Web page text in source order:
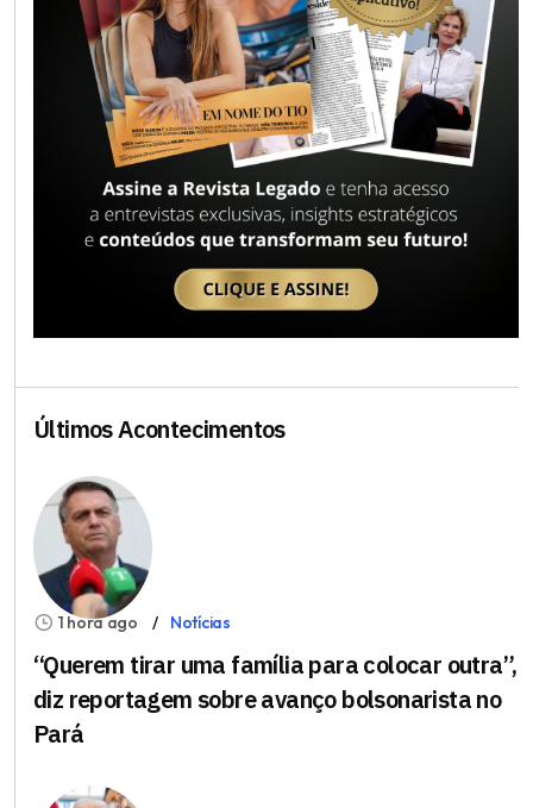
Últimos Acontecimentos
1 hora ago Notícias
“Querem tirar uma família para colocar outra”,
diz reportagem sobre avanço bolsonarista no
Pará